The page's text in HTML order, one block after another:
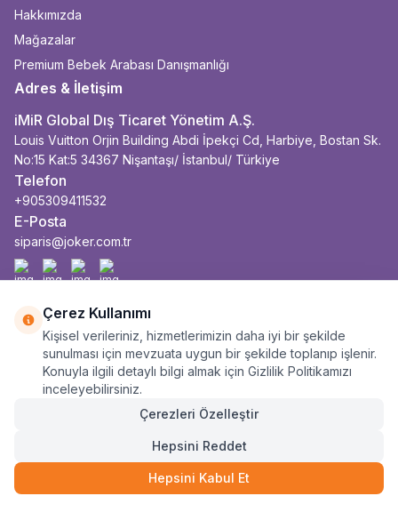
4.314TL 3 Taksit
Hakkımızda
Mağazalar
Premium Bebek Arabası Danışmanlığı
Adres & İletişim
iMiR Global Dış Ticaret Yönetim A.Ş.
Louis Vuitton Orjin Building Abdi İpekçi Cd, Harbiye, Bostan Sk.
No:15 Kat:5 34367 Nişantaşı/ İstanbul/ Türkiye
Telefon
+905309411532
E-Posta
siparis@joker.com.tr
Facebook
İnstagram
YoutubeLinkedin
Çerez Kullanımı
Kişisel verileriniz, hizmetlerimizin daha iyi bir şekilde
sunulması için mevzuata uygun bir şekilde toplanıp işlenir.
Konuyla ilgili detaylı bilgi almak için Gizlilik Politikamızı
inceleyebilirsiniz.
Çerezleri Özelleştir
Hepsini Reddet
Hepsini Kabul Et
Anasayfa Sepet Kategoriler Siparişlerim Hesabım